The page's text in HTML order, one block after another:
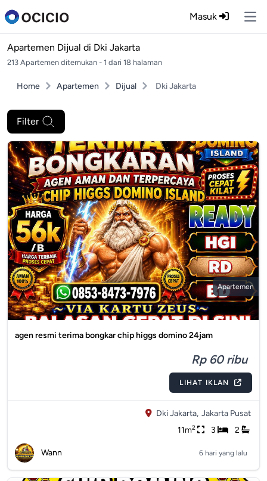
Masuk
Apartemen Dijual di Dki Jakarta
213 Apartemen ditemukan - 1 dari 18 halaman
Home Apartemen Dijual Dki Jakarta
Filter
Apartemen
agen resmi terima bongkar chip higgs domino 24jam
Rp 60 ribu
LIHAT IKLAN
Dki Jakarta, Jakarta Pusat
11m2 3 2
Wann 6 hari yang lalu